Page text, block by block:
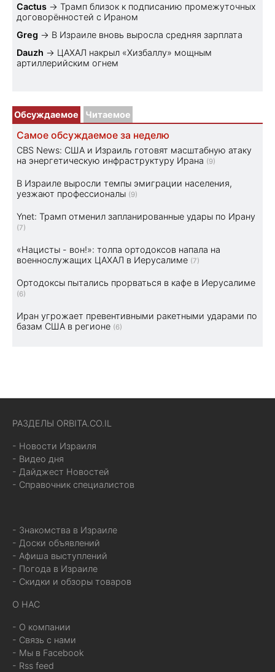
Cactus → Трамп близок к подписанию промежуточных
договорённостей с Ираном
Greg → В Израиле вновь выросла средняя зарплата
Dauzh → ЦАХАЛ накрыл «Хизбаллу» мощным
артиллерийским огнем
Обсуждаемое Читаемое
Самое обсуждаемое за неделю
CBS News: США и Израиль готовят масштабную атаку
на энергетическую инфраструктуру Ирана (9)
В Израиле выросли темпы эмиграции населения,
уезжают профессионалы (9)
Ynet: Трамп отменил запланированные удары по Ирану
(7)
«Нацисты - вон!»: толпа ортодоксов напала на
военнослужащих ЦАХАЛ в Иерусалиме (7)
Ортодоксы пытались прорваться в кафе в Иерусалиме
(6)
Иран угрожает превентивными ракетными ударами по
базам США в регионе (6)
РАЗДЕЛЫ ORBITA.CO.IL
- Новости Израиля
- Видео дня
- Дайджест Новостей
- Справочник специалистов
- Знакомства в Израиле
- Доски объявлений
- Афиша выступлений
- Погода в Израиле
- Скидки и обзоры товаров
О НАС
- О компании
- Связь с нами
- Мы в Facebook
- Rss feed